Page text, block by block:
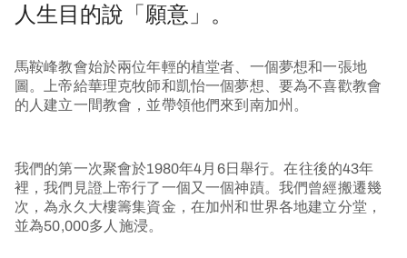
人生目的說「願意」。
馬鞍峰教會始於兩位年輕的植堂者、一個夢想和一張地
圖。上帝給華理克牧師和凱怡一個夢想、要為不喜歡教會
的人建立一間教會，並帶領他們來到南加州。
我們的第一次聚會於1980年4月6日舉行。在往後的43年
裡，我們見證上帝行了一個又一個神蹟。我們曾經搬遷幾
次，為永久大樓籌集資金，在加州和世界各地建立分堂，
並為50,000多人施浸。